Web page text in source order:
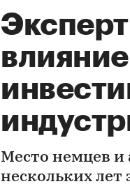
Место немцев и
нескольких